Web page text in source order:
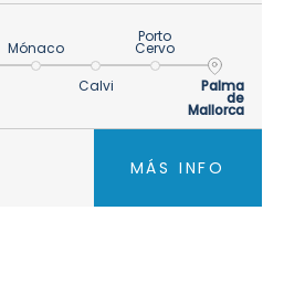
Mónaco
Calvi
Porto
Cervo
Palma
de
Mallorca
MÁS INFO